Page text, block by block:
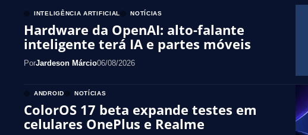
INTELIGÊNCIA ARTIFICIAL NOTÍCIAS
Hardware da OpenAI: alto-falante
inteligente terá IA e partes móveis
PorJardeson Márcio06/08/2026
ANDROID NOTÍCIAS
ColorOS 17 beta expande testes em
celulares OnePlus e Realme